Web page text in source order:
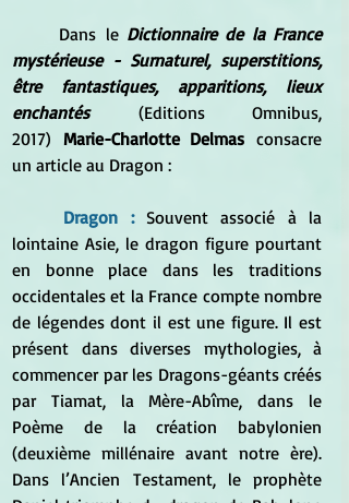
Dans le Dictionnaire de la France
mystérieuse - Surnaturel, superstitions,
être fantastiques, apparitions, lieux
enchantés (Editions Omnibus,
2017) Marie-Charlotte Delmas consacre
un article au Dragon :
Dragon : Souvent associé à la
lointaine Asie, le dragon figure pourtant
en bonne place dans les traditions
occidentales et la France compte nombre
de légendes dont il est une figure. Il est
présent dans diverses mythologies, à
commencer par les Dragons-géants créés
par Tiamat, la Mère-Abîme, dans le
Poème de la création babylonien
(deuxième millénaire avant notre ère).
Dans l’Ancien Testament, le prophète